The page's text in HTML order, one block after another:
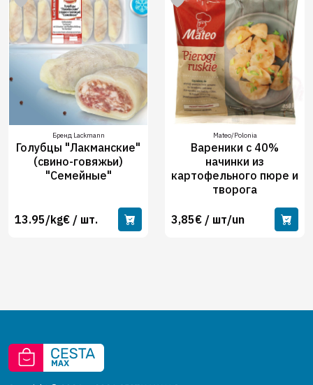
Бренд Lackmann
Голубцы "Лакманские"
(свино-говяжьи)
"Семейные"
13.95/kg€ / шт.
Mateo/Polonia
Вареники с 40%
начинки из
картофельного пюре и
творога
3,85€ / шт/un